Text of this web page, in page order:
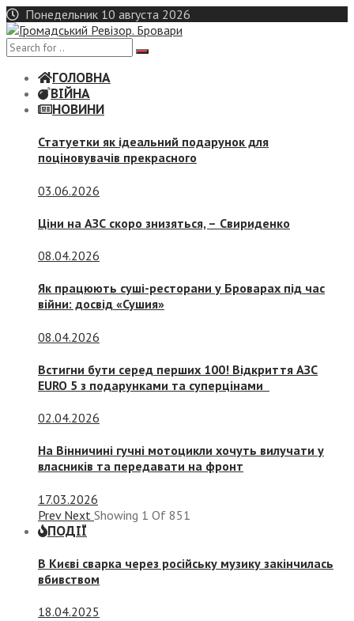
Skip
to
content
Понедельник 10 августа 2026
ГОЛОВНА
ВІЙНА
НОВИНИ
Статуетки як ідеальний подарунок для
поціновувачів прекрасного
03.06.2026
Ціни на АЗС скоро знизяться, – Свириденко
08.04.2026
Як працюють суші-ресторани у Броварах під час
війни: досвід «Сушия»
08.04.2026
Встигни бути серед перших 100! Відкриття АЗС
EURO 5 з подарунками та суперцінами
02.04.2026
На Вінничині гучні мотоцикли хочуть вилучати у
власників та передавати на фронт
17.03.2026
Prev Next Showing 1 Of 851
ПОДІЇ
В Києві сварка через російську музику закінчилась
вбивством
18.04.2025